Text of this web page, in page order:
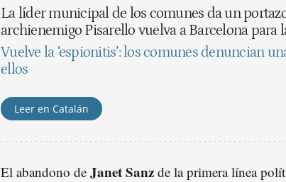
La líder municipal de los comunes da un
archienemigo Pisarello vuelva a Barcelona para
Vuelve la ‘espionitis’: los comunes denuncian
ellos
Leer en Catalán
El abandono de Janet Sanz de la primera línea